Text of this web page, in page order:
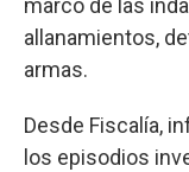
marco de las
allanamientos,
armas.
Desde Fiscalía,
los episodios